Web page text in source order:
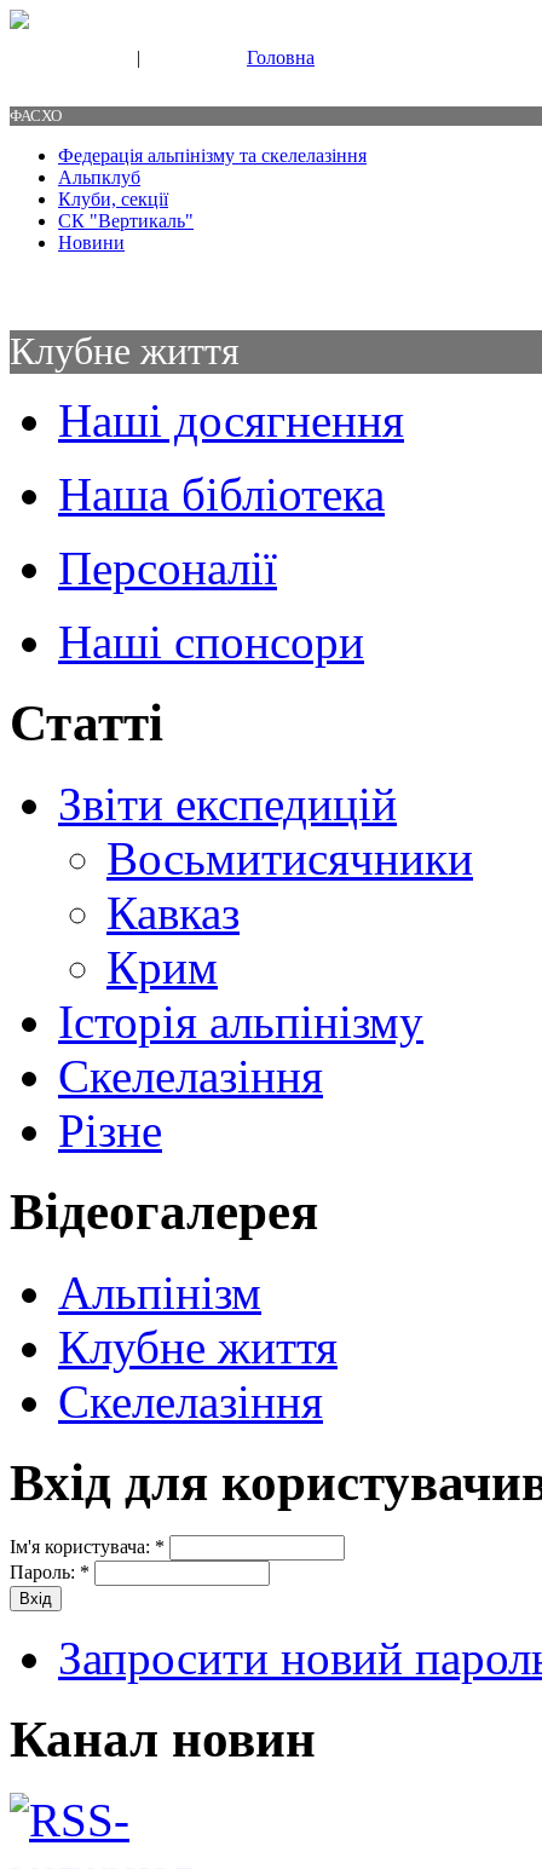
| Головна
ФАСХО
Федерація альпінізму та скелелазіння
Альпклуб
Клуби, секції
СК "Вертикаль"
Новини
Клубне життя
Наші досягнення
Наша бібліотека
Персоналії
Наші спонсори
Статті
Звіти експедицій
Восьмитисячники
Кавказ
Крим
Історія альпінізму
Скелелазіння
Різне
Відеогалерея
Альпінізм
Клубне життя
Скелелазіння
Вхід для
Ім'я користувача: *
Пароль: *
Запросити новий
Канал новин